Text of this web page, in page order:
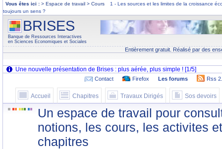
Vous êtes ici : > Espace de travail > Cours
1 - Les sources et les limites de la croissance
toujours un sens ?
BRISES
Banque de Ressources Interactives
en Sciences Economiques et Sociales
Entièrement gratuit. Réalisé par des
Contact Firefox Les forums Rss
Accueil Chapitres Travaux Dirigés Sos devoirs
Un espace de travail pour
notions, les cours, les activites
chapitres